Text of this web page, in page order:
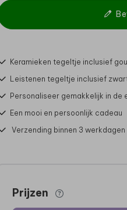
Keramieken tegeltje inclusief
Leistenen tegeltje inclusief
Personaliseer gemakkelijk in de
Een mooi en persoonlijk cadeau
Verzending binnen 3 werkdagen
Prijzen